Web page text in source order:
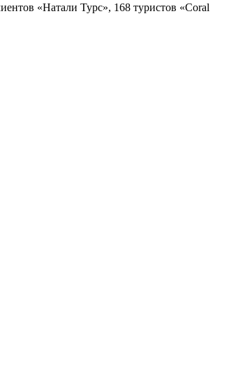
«Натали Турс», 168 туристов «Coral